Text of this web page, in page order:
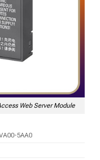
Web Server Module
5AA0